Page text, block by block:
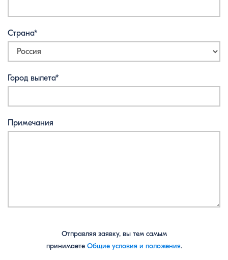
Страна*
Город вылета*
Примечания
Отправляя заявку, вы тем самым
принимаете Общие условия и положения.